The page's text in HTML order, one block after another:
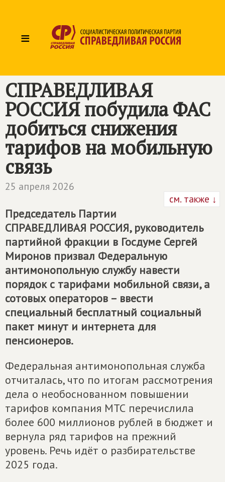
≡
СПРАВЕДЛИВАЯ
РОССИЯпобудила ФАС
добиться снижения
тарифов на мобильную
связь
25 апреля 2026
см. также ↓
Председатель Партии
СПРАВЕДЛИВАЯ РОССИЯ, руководитель
партийной фракции в Госдуме Сергей
Миронов призвал Федеральную
антимонопольную службу навести
порядок с тарифами мобильной связи, а
сотовых операторов – ввести
специальный бесплатный социальный
пакет минут и интернета для
пенсионеров.
Федеральная антимонопольная служба
отчиталась, что по итогам рассмотрения
дела о необоснованном повышении
тарифов компания МТС перечислила
более 600 миллионов рублей в бюджет и
вернула ряд тарифов на прежний
уровень. Речь идёт о разбирательстве
2025 года.